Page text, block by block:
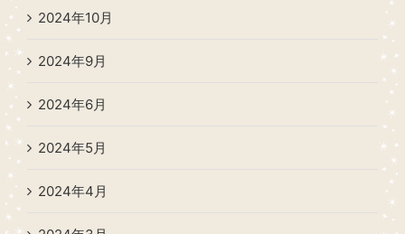
2024年10月
2024年9月
2024年6月
2024年5月
2024年4月